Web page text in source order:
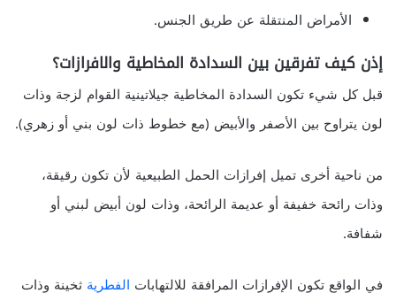
الأمراض المنتقلة عن طريق الجنس.
إذن كيف تفرقين بين السدادة المخاطية والافرازات؟
قبل كل شيء تكون السدادة المخاطية جيلاتينية القوام لزجة وذات
لون يتراوح بين الأصفر والأبيض (مع خطوط ذات لون بني أو زهري).
من ناحية أخرى تميل إفرازات الحمل الطبيعية لأن تكون رقيقة،
وذات رائحة خفيفة أو عديمة الرائحة، وذات لون أبيض لبني أو
شفافة.
في الواقع تكون الإفرازات المرافقة للالتهابات الفطرية ثخينة وذات